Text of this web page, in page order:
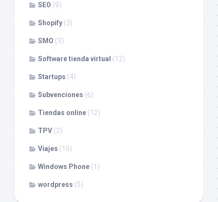
SEO (9)
Shopify (3)
SMO (3)
Software tienda virtual (12)
Startups (4)
Subvenciones (6)
Tiendas online (12)
TPV (2)
Viajes (10)
Windows Phone (1)
wordpress (5)